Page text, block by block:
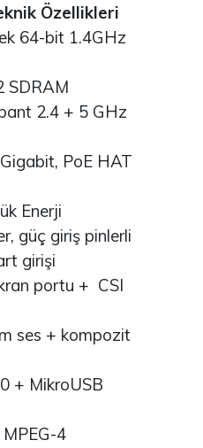
Özellikleri
64-bit 1.4GHz
SDRAM
2.4 + 5 GHz
PoE HAT
Enerji
güç giriş pinlerli
girişi
portu + CSI
ses + kompozit
+ MikroUSB
4